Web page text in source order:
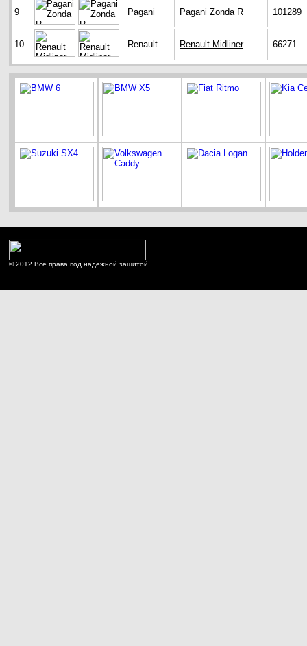
9 Pagani Pagani Zonda R 101289
10 Renault Renault Midliner 66271
© 2012 Все права под надежной защитой.